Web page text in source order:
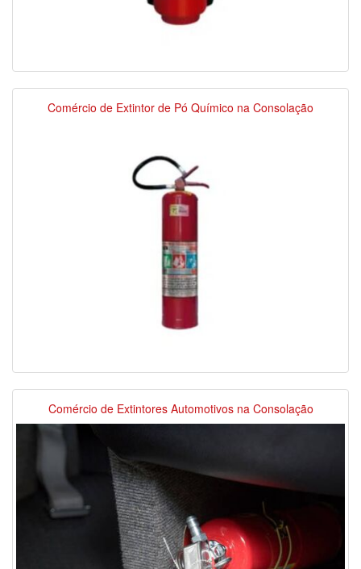
Comércio de Extintor de Pó Químico na Consolação
Comércio de Extintores Automotivos na Consolação